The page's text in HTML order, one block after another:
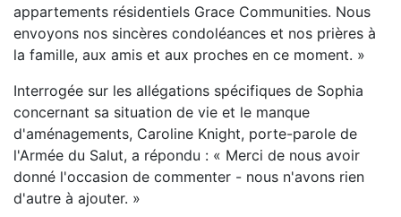
appartements résidentiels Grace Communities. Nous
envoyons nos sincères condoléances et nos prières à
la famille, aux amis et aux proches en ce moment. »
Interrogée sur les allégations spécifiques de Sophia
concernant sa situation de vie et le manque
d'aménagements, Caroline Knight, porte-parole de
l'Armée du Salut, a répondu : « Merci de nous avoir
donné l'occasion de commenter - nous n'avons rien
d'autre à ajouter. »